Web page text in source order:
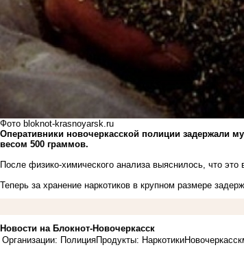
Фото bloknot-krasnoyarsk.ru
Оперативники новочеркасской полиции задержали
весом 500 граммов.
После физико-химического анализа выяснилось, что это
Теперь за хранение наркотиков в крупном размере
Новости на Блoкнoт-Новочеркасск
Организации: ПолицияПродукты: НаркотикиНовочеркасск